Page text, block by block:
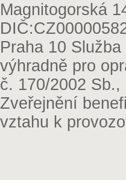
Magnitogorská
Praha 10
výhradně pro
č. 170/2002
Zveřejnění
vztahu k